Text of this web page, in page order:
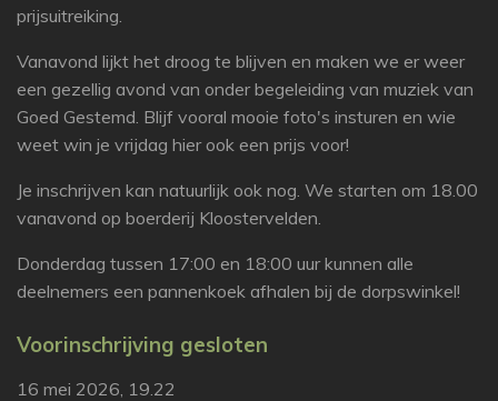
prijsuitreiking.
Vanavond lijkt het droog te blijven en maken we er weer
een gezellig avond van onder begeleiding van muziek van
Goed Gestemd. Blijf vooral mooie foto's insturen en wie
weet win je vrijdag hier ook een prijs voor!
Je inschrijven kan natuurlijk ook nog. We starten om 18.00
vanavond op boerderij Kloostervelden.
Donderdag tussen 17:00 en 18:00 uur kunnen alle
deelnemers een pannenkoek afhalen bij de dorpswinkel!
Voorinschrijving gesloten
16 mei 2026, 19.22